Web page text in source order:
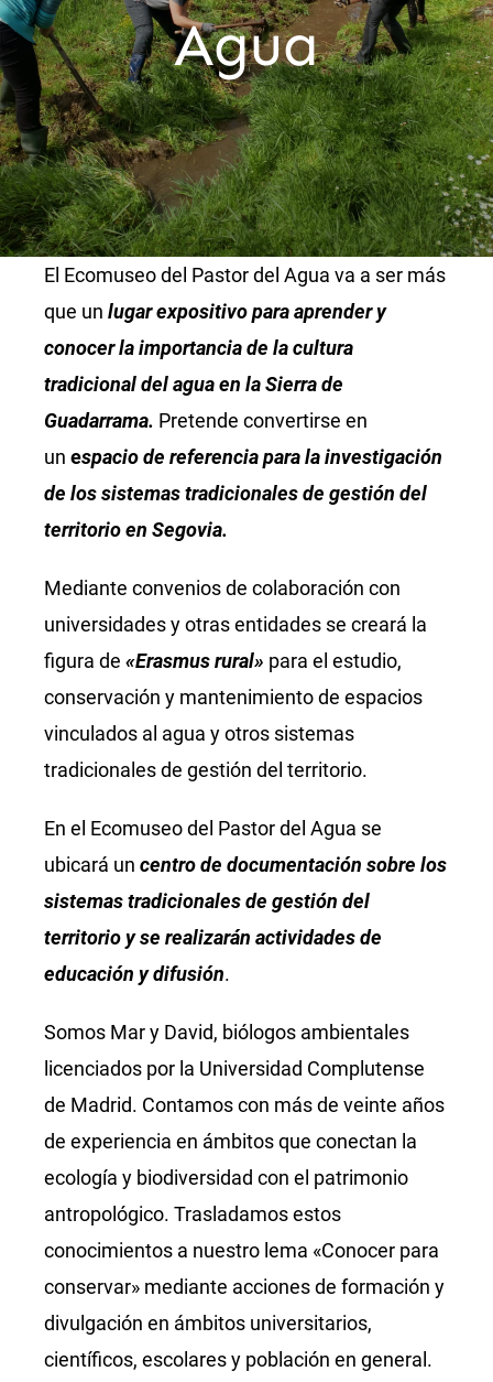
Agua
El Ecomuseo del Pastor del Agua va a ser más
que un lugar expositivo para aprender y
conocer la importancia de la cultura
tradicional del agua en la Sierra de
Guadarrama. Pretende convertirse en
un espacio de referencia para la investigación
de los sistemas tradicionales de gestión del
territorio en Segovia.
Mediante convenios de colaboración con
universidades y otras entidades se creará la
figura de «Erasmus rural» para el estudio,
conservación y mantenimiento de espacios
vinculados al agua y otros sistemas
tradicionales de gestión del territorio.
En el Ecomuseo del Pastor del Agua se
ubicará un centro de documentación sobre los
sistemas tradicionales de gestión del
territorio y se realizarán actividades de
educación y difusión.
Somos Mar y David, biólogos ambientales
licenciados por la Universidad Complutense
de Madrid. Contamos con más de veinte años
de experiencia en ámbitos que conectan la
ecología y biodiversidad con el patrimonio
antropológico. Trasladamos estos
conocimientos a nuestro lema «Conocer para
conservar» mediante acciones de formación y
divulgación en ámbitos universitarios,
científicos, escolares y población en general.